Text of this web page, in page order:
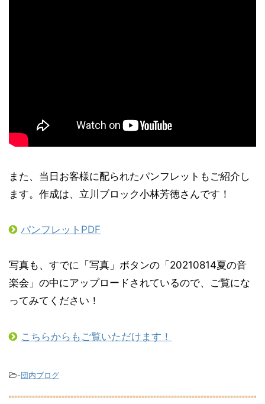
また、当日お客様に配られたパンフレットもご紹介し
ます。作成は、立川ブロック小林芳徳さんです！
パンフレットPDF
写真も、すでに「写真」ボタンの「20210814夏の音
楽会」の中にアップロードされているので、ご覧にな
ってみてください！
こちらからもご覧いただけます！
-団内ブログ